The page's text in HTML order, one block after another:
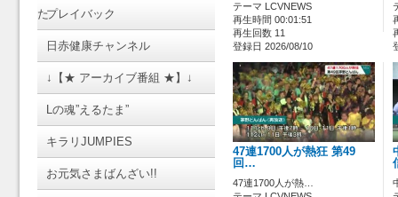
たプレイバック
日赤健康チャンネル
↓【★ アーカイブ番組 ★】↓
Lの魂”えるたま”
キラリJUMPIES
お元気さまばんざい!!
テーマ LCVNEWS
再生時間 00:01:51
再生回数 11
登録日 2026/08/10
47連1700人が熱狂 第49
回…
47連1700人が熱…